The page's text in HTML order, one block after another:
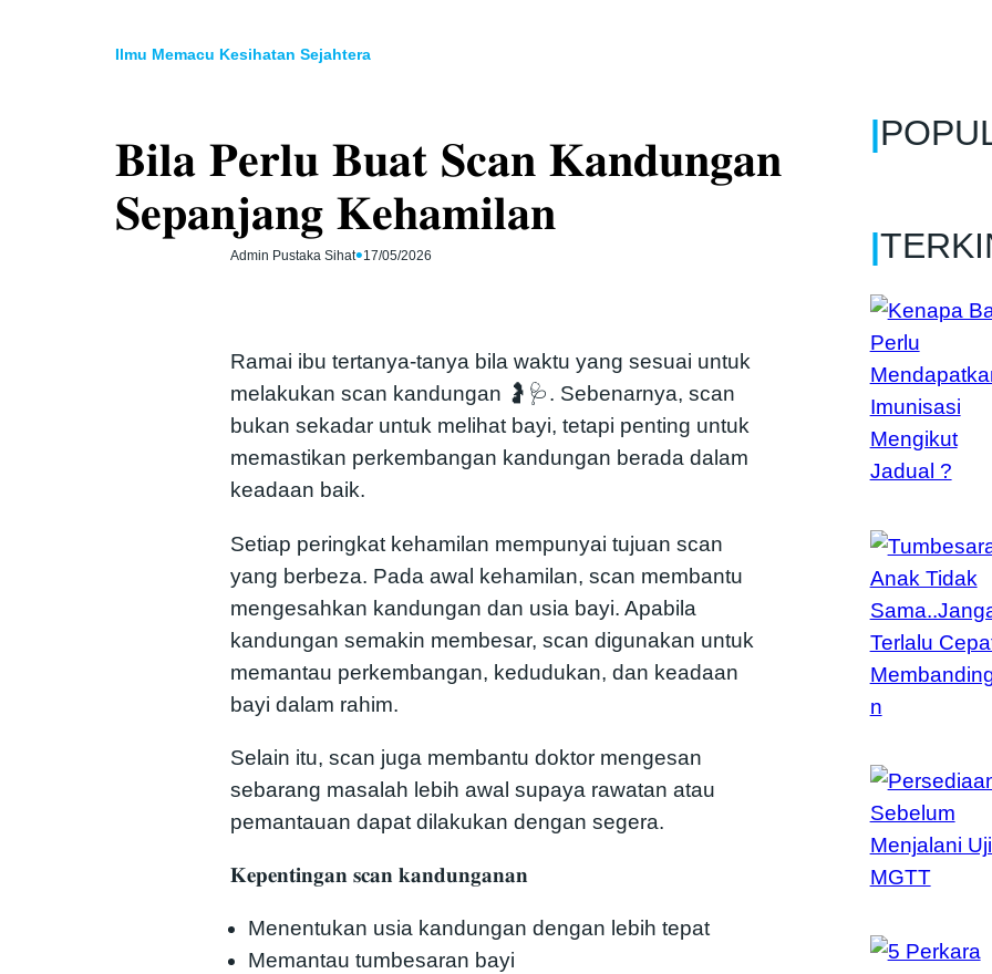
Ilmu Memacu Kesihatan Sejahtera
𝐁𝐢𝐥𝐚 𝐏𝐞𝐫𝐥𝐮 𝐁𝐮𝐚𝐭 𝐒𝐜𝐚𝐧 𝐊𝐚𝐧𝐝𝐮𝐧𝐠𝐚𝐧
𝐒𝐞𝐩𝐚𝐧𝐣𝐚𝐧𝐠 𝐊𝐞𝐡𝐚𝐦𝐢𝐥𝐚𝐧
Admin Pustaka Sihat•17/05/2026
Ramai ibu tertanya-tanya bila waktu yang sesuai untuk
melakukan scan kandungan 🤰🩺. Sebenarnya, scan
bukan sekadar untuk melihat bayi, tetapi penting untuk
memastikan perkembangan kandungan berada dalam
keadaan baik.
Setiap peringkat kehamilan mempunyai tujuan scan
yang berbeza. Pada awal kehamilan, scan membantu
mengesahkan kandungan dan usia bayi. Apabila
kandungan semakin membesar, scan digunakan untuk
memantau perkembangan, kedudukan, dan keadaan
bayi dalam rahim.
Selain itu, scan juga membantu doktor mengesan
sebarang masalah lebih awal supaya rawatan atau
pemantauan dapat dilakukan dengan segera.
𝐊𝐞𝐩𝐞𝐧𝐭𝐢𝐧𝐠𝐚𝐧 𝐬𝐜𝐚𝐧 𝐤𝐚𝐧𝐝𝐮𝐧𝐠𝐚𝐧𝐚𝐧
Menentukan usia kandungan dengan lebih tepat
Memantau tumbesaran bayi
|
|